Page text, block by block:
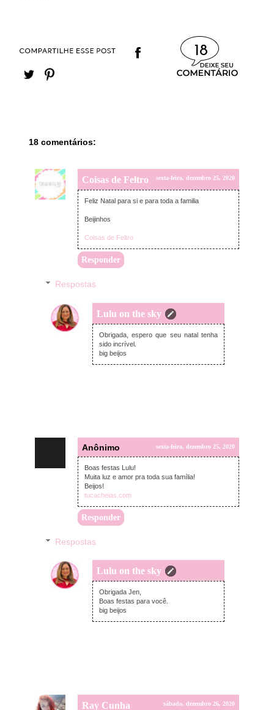
18
18 comentários:
Coisas de Feltro sexta-feira, dezembro 25, 2020
Feliz Natal para si e para toda a familia
Beijinhos
Coisas de Feltro
Responder
Respostas
Lulu on the sky
segunda-feira, dezembro 28, 2020
Obrigada, espero que seu natal tenha
sido incrível.
big beijos
Anônimo sexta-feira, dezembro 25, 2020
Boas festas Lulu!
Muita luz e amor pra toda sua família!
Beijos!
tucacheias.com
Responder
Respostas
Lulu on the sky
segunda-feira, dezembro 28, 2020
Obrigada Jen,
Boas festas para você.
big beijos
Ray Cunha sábado, dezembro 26, 2020